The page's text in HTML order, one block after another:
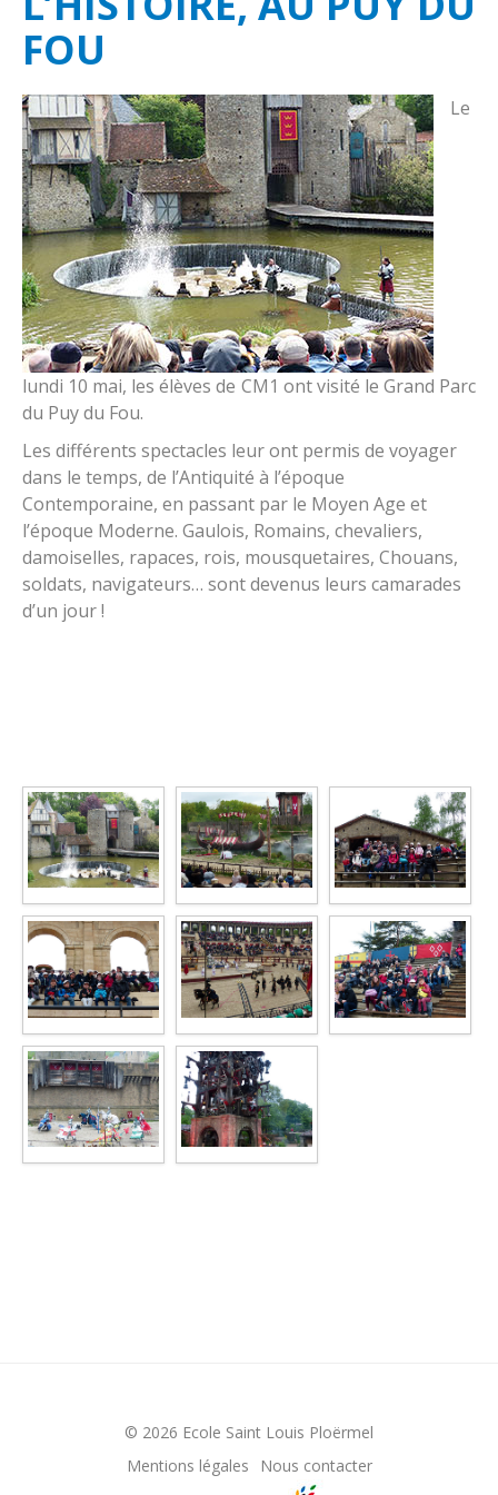
Proposition de la foi
Fraternité
A savoir
Horaires de classe
Réglement intérieur
Accueil périscolaire
Contribution des familles
Services extérieurs enfance et parentalité
Inscriptions
Le restaurant
les associations
Contact
Nous situer
FOU
Le
lundi 10 mai, les élèves de CM1 ont visité le Grand Parc
du Puy du Fou.
Les différents spectacles leur ont permis de voyager
dans le temps, de l’Antiquité à l’époque
Contemporaine, en passant par le Moyen Age et
l’époque Moderne. Gaulois, Romains, chevaliers,
damoiselles, rapaces, rois, mousquetaires, Chouans,
soldats, navigateurs… sont devenus leurs camarades
d’un jour !
© 2026 Ecole Saint Louis Ploërmel
Mentions légales
Nous contacter